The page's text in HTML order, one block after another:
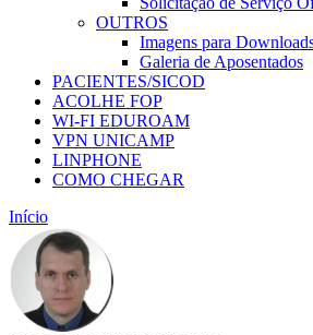
OUTROS
Imagens para
Galeria de Aposentados
PACIENTES/SICOD
ACOLHE FOP
WI-FI EDUROAM
VPN UNICAMP
LINPHONE
COMO CHEGAR
Início